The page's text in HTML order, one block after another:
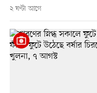
২ ঘণ্টা আগে